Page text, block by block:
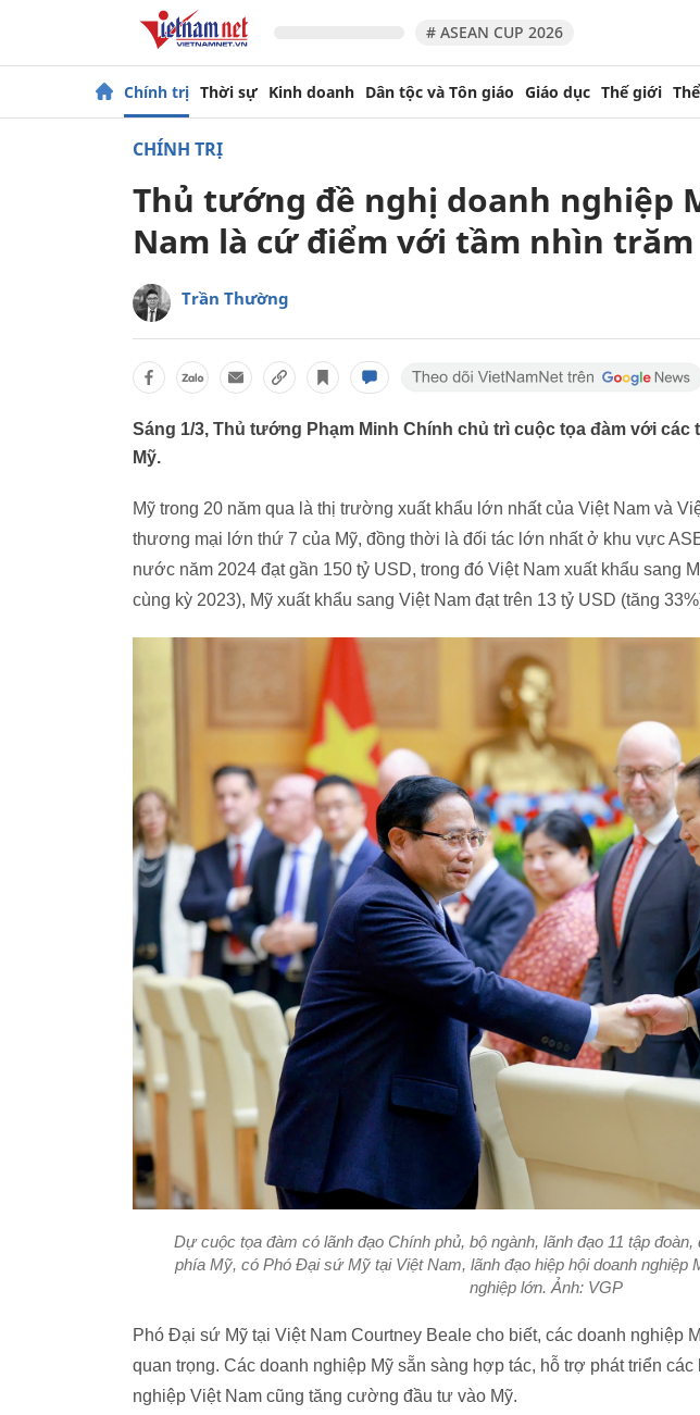
# ASEAN CUP 2026
Chính trị Thời sự Kinh doanh Dân tộc và Tôn giáo Giáo dục Thế giới
CHÍNH TRỊ
Thủ tướng đề nghị doanh nghiệp
Nam là cứ điểm với tầm nhìn
Trần Thường
Sáng 1/3, Thủ tướng Phạm Minh Chính chủ trì cuộc tọa đàm với
Mỹ.
Mỹ trong 20 năm qua là thị trường xuất khẩu lớn nhất của Việt Nam và
thương mại lớn thứ 7 của Mỹ, đồng thời là đối tác lớn nhất ở khu vực
nước năm 2024 đạt gần 150 tỷ USD, trong đó Việt Nam xuất khẩu sang
cùng kỳ 2023), Mỹ xuất khẩu sang Việt Nam đạt trên 13 tỷ USD (tăng
Dự cuộc tọa đàm có lãnh đạo Chính phủ, bộ ngành, lãnh đạo 11 tập
phía Mỹ, có Phó Đại sứ Mỹ tại Việt Nam, lãnh đạo hiệp hội doanh nghiệp
nghiệp lớn. Ảnh: VGP
Phó Đại sứ Mỹ tại Việt Nam Courtney Beale cho biết, các doanh nghiệp
quan trọng. Các doanh nghiệp Mỹ sẵn sàng hợp tác, hỗ trợ phát triển
nghiệp Việt Nam cũng tăng cường đầu tư vào Mỹ.